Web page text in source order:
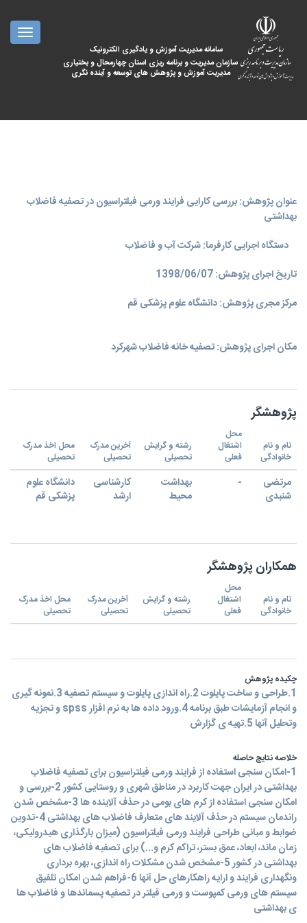
سامانه مدیریت آموزش و یادگیری الکترونیک
سازمان مدیریت و برنامه ریزی استان چهارمحال و بختیاری
مدیریت آموزش و پژوهش های توسعه و آینده نگری
عنوان پژوهش: بررسی کارایی فرایند ورمی فیلتراسیون در تصفیه فاضلاب
بهداشتی
دستگاه اجرایی کارفرما: شرکت آب و فاضلاب
تاریخ اجرای پژوهش: 1398/06/07
مرکز مجری پژوهش: دانشگاه علوم پزشکی قم
مکان اجرای پژوهش: تصفیه خانه فاضلاب شهرکرد
پژوهشگر
نام و نام
خانوادگی
محل
اشتغال
فعلی
رشته و گرایش
تحصیلی
آخرین مدرک
تحصیلی
محل اخذ مدرک
تحصیلی
مرتضی
شنبدی
-
بهداشت
محیط
کارشناسی
ارشد
دانشگاه علوم
پزشکی قم
همکاران پژوهشگر
نام و نام
خانوادگی
محل
اشتغال
فعلی
رشته و گرایش
تحصیلی
آخرین مدرک
تحصیلی
محل اخذ مدرک
تحصیلی
چکیده پژوهش
1.طراحی و ساخت پایلوت 2.راه اندازی پایلوت و سیستم تصفیه 3.نمونه گیری
و انجام آزمایشات طبق برنامه 4.ورود داده ها به نرم افزار spss و تجزیه
وتحلیل آنها 5.تهیه ی گزارش
خلاصه نتایج حاصله
1-امکان سنجی استفاده از فرایند ورمی فیلتراسیون برای تصفیه فاضلاب
بهداشتی در ایران جهت کاربرد در مناطق شهری و روستایی کشور 2-بررسی و
امکان سنجی استفاده از کرم های بومی در حذف آلاینده ها 3-مشخص شدن
راندمان سیستم در حذف آلایند های متعارف فاضلاب های بهداشتی 4-تدوین
ضوابط و مبانی طراحی فرایند ورمی فیلتراسیون (میزان بارگذاری هیدرولیکی،
زمان ماند، ابعاد، عمق بستر، تراکم کرم و...) برای تصفیه فاضلاب های
بهداشتی در کشور 5-مشخص شدن مشکلات راه اندازی، بهره برداری
ونگهداری فرایند و ارایه راهکارهای حل آنها 6-فراهم شدن امکان تلفیق
سیستم های ورمی کمپوست و ورمی فیلتر در تصفیه پسماندها و فاضلاب ها
ی بهداشتی